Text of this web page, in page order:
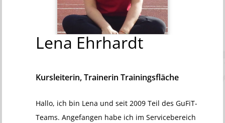
Lena Ehrhardt
Kursleiterin, Trainerin Trainingsfläche
Hallo, ich bin Lena und seit 2009 Teil des GuFiT-
Teams. Angefangen habe ich im Servicebereich